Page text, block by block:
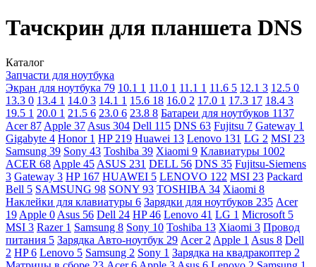
Тачскрин для планшета DNS
Каталог
Запчасти для ноутбука
Экран для ноутбука 79 10.1 1 11.0 1 11.1 1 11.6 5 12.1 3 12.5 0
13.3 0 13.4 1 14.0 3 14.1 1 15.6 18 16.0 2 17.0 1 17.3 17 18.4 3
19.5 1 20.0 1 21.5 6 23.0 6 23.8 8 Батареи для ноутбуков 1137
Acer87 Apple 37 Asus 304 Dell 115 DNS 63 Fujitsu 7 Gateway 1
Gigabyte 4 Honor 1 HP 219 Huawei 13 Lenovo 131 LG 2 MSI 23
Samsung 39 Sony 43 Toshiba 39 Xiaomi 9 Клавиатуры 1002
ACER 68 Apple 45 ASUS 231 DELL 56 DNS 35 Fujitsu-Siemens
3 Gateway 3 HP 167 HUAWEI 5 LENOVO 122 MSI 23 Packard
Bell 5 SAMSUNG 98 SONY 93 TOSHIBA 34 Xiaomi 8
Наклейки для клавиатуры 6 Зарядки для ноутбуков 235 Acer
19 Apple 0 Asus 56 Dell 24 HP46 Lenovo 41 LG 1 Microsoft 5
MSI 3 Razer 1 Samsung 8 Sony 10 Toshiba 13 Xiaomi 3 Провод
питания 5 Зарядка Авто-ноутбук 29 Acer 2 Apple 1 Asus 8 Dell
2 HP6 Lenovo 5 Samsung 2 Sony 1 Зарядка на квадракоптер 2